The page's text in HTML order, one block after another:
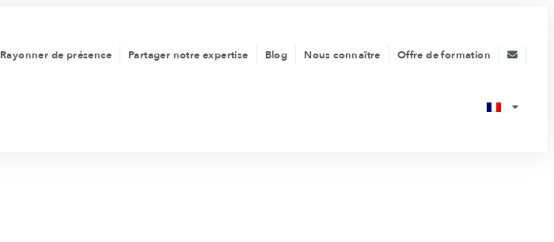
Rayonner de présence Partager notre expertise Blog Nous connaître Offre de formation